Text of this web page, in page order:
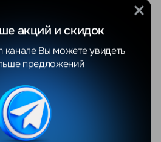
акций и скидок
Вы можете увидеть
предложений